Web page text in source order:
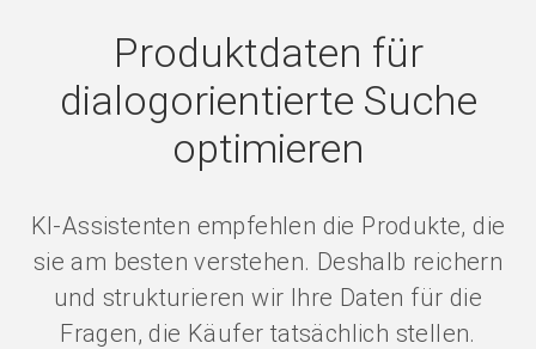
Produktdaten für
dialogorientierte Suche
optimieren
KI-Assistenten empfehlen die Produkte, die
sie am besten verstehen. Deshalb reichern
und strukturieren wir Ihre Daten für die
Fragen, die Käufer tatsächlich stellen.